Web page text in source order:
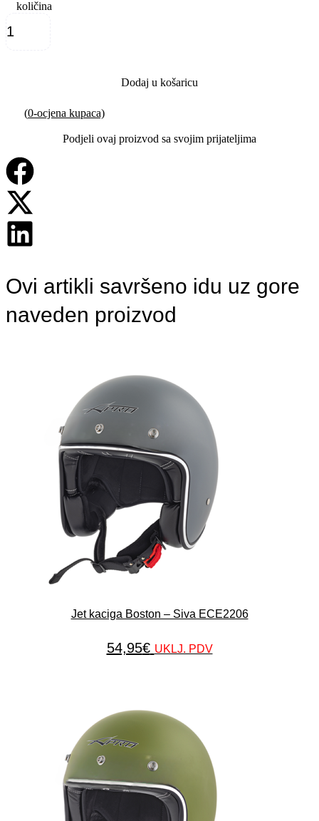
količina
Dodaj u košaricu
(0-ocjena kupaca)
Podjeli ovaj proizvod sa svojim prijateljima
Ovi artikli savršeno idu uz gore
naveden proizvod
Jet kaciga Boston – Siva ECE2206
54,95€ UKLJ. PDV